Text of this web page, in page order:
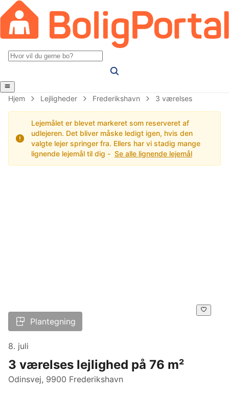
Hjem Lejligheder Frederikshavn 3 værelses
Lejemålet er blevet markeret som reserveret af
udlejeren. Det bliver måske ledigt igen, hvis den
valgte lejer springer fra. Ellers har vi stadig mange
lignende lejemål til dig - Se alle lignende lejemål
Plantegning
8. juli
3 værelses lejlighed på 76 m²
Odinsvej, 9900 Frederikshavn